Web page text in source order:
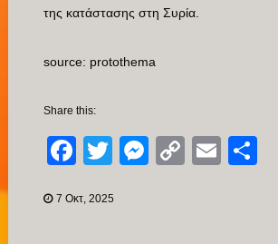
της κατάστασης στη Συρία.
source: protothema
Share this:
Facebook
TwitterMessenger
CopyEmail
7 Οκτ, 2025